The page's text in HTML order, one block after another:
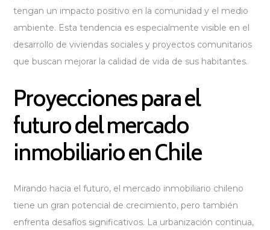
tengan un impacto positivo en la comunidad y el medio
ambiente. Esta tendencia es especialmente visible en el
desarrollo de viviendas sociales y proyectos comunitarios
que buscan mejorar la calidad de vida de sus habitantes.
Proyecciones para el
futuro del mercado
inmobiliario en Chile
Mirando hacia el futuro, el mercado inmobiliario chileno
tiene un gran potencial de crecimiento, pero también
enfrenta desafíos significativos. La urbanización continua,